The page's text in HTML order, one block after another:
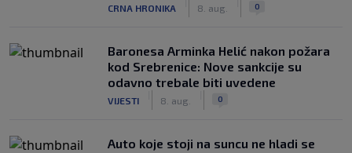
CRNA HRONIKA 8. aug. 0
Baronesa Arminka Helić nakon požara
kod Srebrenice: Nove sankcije su
odavno trebale biti uvedene
VIJESTI 8. aug. 0
Auto koje stoji na suncu ne hladi se